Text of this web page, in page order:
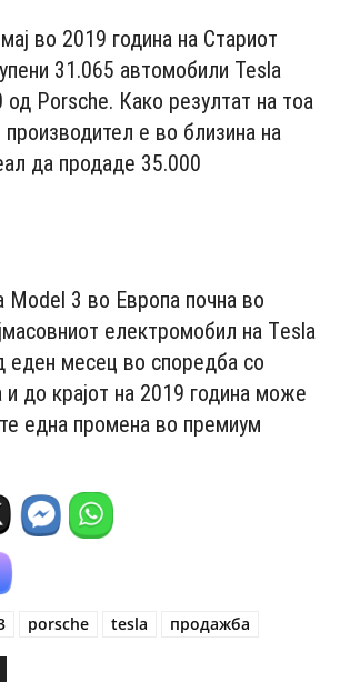
во 2019 година на Стариот
31.065 автомобили Tesla
од Porsche. Како резултат на тоа
е во близина на
да продаде 35.000
Model 3 во Европа почна во
електромобил на Тesla
еден месец во споредба со
и до крајот на 2019 година може
една промена во премиум
porsche tesla продажба